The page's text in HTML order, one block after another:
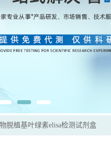
脱植基叶绿素elisa检测试剂盒